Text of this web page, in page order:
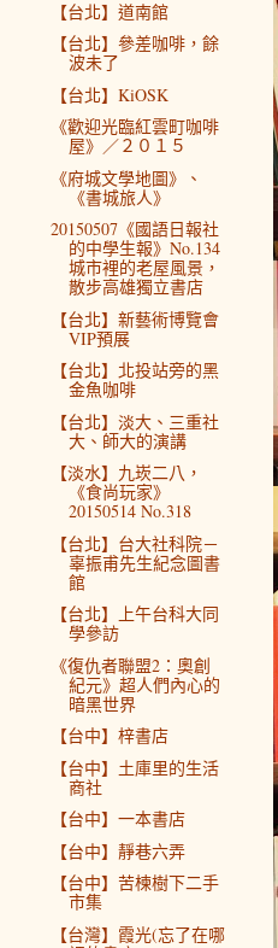
【台北】道南館
【台北】參差咖啡，餘
波未了
【台北】KiOSK
《歡迎光臨紅雲町咖啡
屋》／２０１５
《府城文學地圖》、
《書城旅人》
20150507《國語日報社
的中學生報》No.134
城市裡的老屋風景，
散步高雄獨立書店
【台北】新藝術博覽會
VIP預展
【台北】北投站旁的黑
金魚咖啡
【台北】淡大、三重社
大、師大的演講
【淡水】九崁二八，
《食尚玩家》
20150514 No.318
【台北】台大社科院－
辜振甫先生紀念圖書
館
【台北】上午台科大同
學參訪
《復仇者聯盟2：奧創
紀元》超人們內心的
暗黑世界
【台中】梓書店
【台中】土庫里的生活
商社
【台中】一本書店
【台中】靜巷六弄
【台中】苦楝樹下二手
市集
【台灣】霞光(忘了在哪